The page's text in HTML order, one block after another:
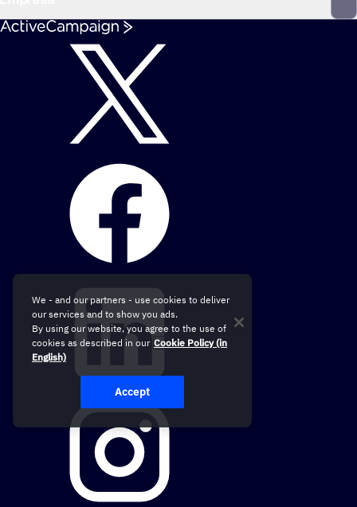
We - and our partners - use cookies to deliver
our services and to show you ads.
By using our website, you agree to the use of
cookies as described in our Cookie Policy (in
English)
Accept